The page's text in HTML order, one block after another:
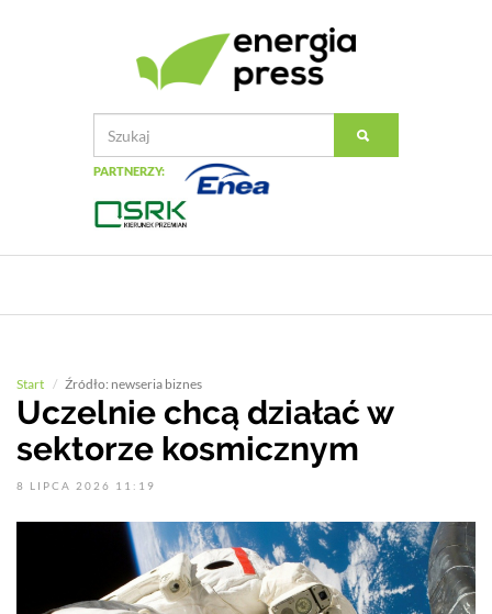
PARTNERZY:
Start Źródło: newseria biznes
Uczelnie chcą działać w
sektorze kosmicznym
8 LIPCA 2026 11:19